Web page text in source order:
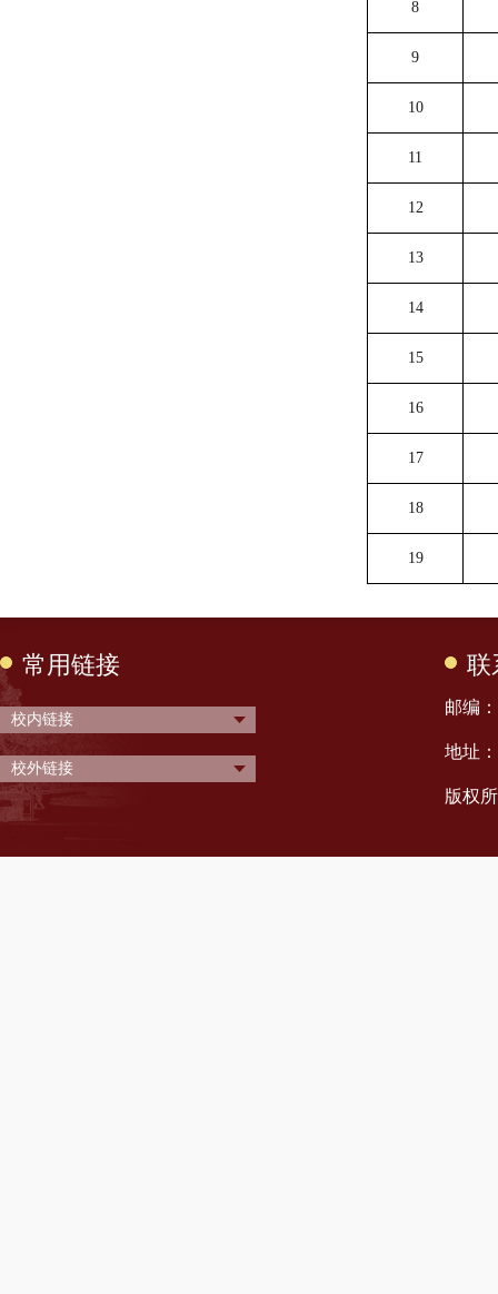
8
9
10
11
12
13
14
15
16
17
18
19
常用链接
校内链接
校外链接
联
邮编
地址
版权